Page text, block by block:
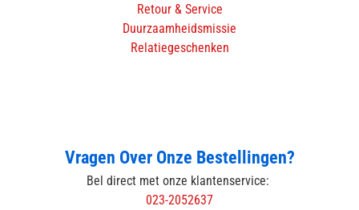
Retour & Service
Duurzaamheidsmissie
Relatiegeschenken
Vragen Over Onze Bestellingen?
Bel direct met onze klantenservice:
023-2052637